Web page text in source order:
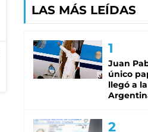
LAS MÁS LEÍDAS
Juan
único
llegó a la